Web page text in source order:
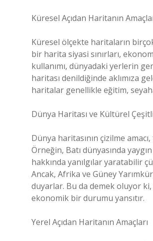
Küresel Açıdan Haritanın
Küresel ölçekte haritaların
bir harita siyasi sınırları,
kullanımı, dünyadaki yerlerin
haritası denildiğinde aklımıza
haritalar genellikle eğitim,
Dünya Haritası ve Kültürel
Dünya haritasının çizilme
Örneğin, Batı dünyasında
hakkında yanılgılar yaratabilir
Ancak, Afrika ve Güney
duyarlar. Bu da demek oluyor
ekonomik bir durumu yansıtır.
Yerel Açıdan Haritanın Amaçları